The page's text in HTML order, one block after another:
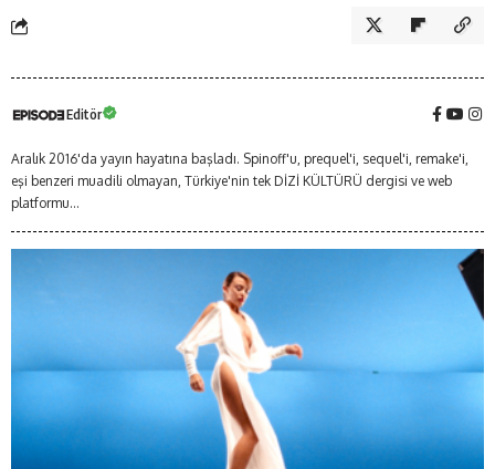
Editör
Aralık 2016'da yayın hayatına başladı. Spinoff'u, prequel'i, sequel'i, remake'i,
eşi benzeri muadili olmayan, Türkiye'nin tek DİZİ KÜLTÜRÜ dergisi ve web
platformu...